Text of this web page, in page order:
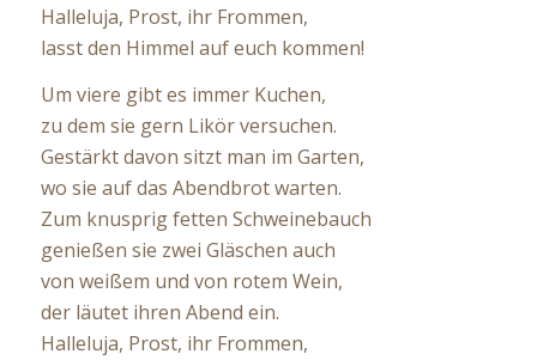
Halleluja, Prost, ihr Frommen,
lasst den Himmel auf euch kommen!
Um viere gibt es immer Kuchen,
zu dem sie gern Likör versuchen.
Gestärkt davon sitzt man im Garten,
wo sie auf das Abendbrot warten.
Zum knusprig fetten Schweinebauch
genießen sie zwei Gläschen auch
von weißem und von rotem Wein,
der läutet ihren Abend ein.
Halleluja, Prost, ihr Frommen,